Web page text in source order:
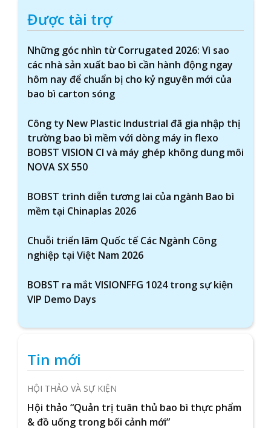
Được tài trợ
Những góc nhìn từ Corrugated 2026: Vì sao
các nhà sản xuất bao bì cần hành động ngay
hôm nay để chuẩn bị cho kỷ nguyên mới của
bao bì carton sóng
Công ty New Plastic Industrial đã gia nhập thị
trường bao bì mềm với dòng máy in flexo
BOBST VISION CI và máy ghép không dung môi
NOVA SX 550
BOBST trình diễn tương lai của ngành Bao bì
mềm tại Chinaplas 2026
Chuỗi triển lãm Quốc tế Các Ngành Công
nghiệp tại Việt Nam 2026
BOBST ra mắt VISIONFFG 1024 trong sự kiện
VIP Demo Days
Tin mới
HỘI THẢO VÀ SỰ KIỆN
Hội thảo “Quản trị tuân thủ bao bì thực phẩm
& đồ uống trong bối cảnh mới”